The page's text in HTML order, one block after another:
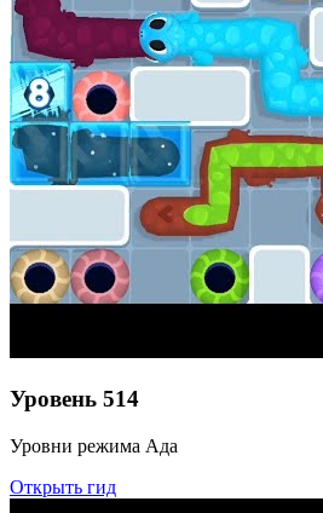
Уровень 514
Уровни режима Ада
Открыть гид